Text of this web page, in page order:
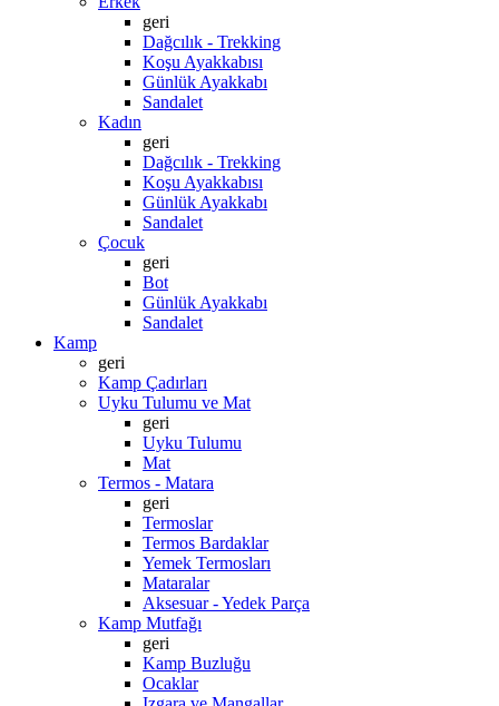
geri
Dağcılık - Trekking
Koşu Ayakkabısı
Günlük Ayakkabı
Sandalet
Kadın
geri
Dağcılık - Trekking
Koşu Ayakkabısı
Günlük Ayakkabı
Sandalet
Çocuk
geri
Bot
Günlük Ayakkabı
Sandalet
Kamp
geri
Kamp Çadırları
Uyku Tulumu ve Mat
geri
Uyku Tulumu
Mat
Termos - Matara
geri
Termoslar
Termos Bardaklar
Yemek Termosları
Mataralar
Aksesuar - Yedek Parça
Kamp Mutfağı
geri
Kamp Buzluğu
Ocaklar